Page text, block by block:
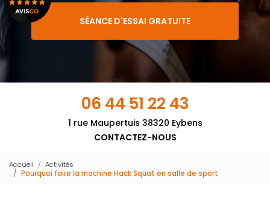
SÉANCE D'ESSAI GRATUITE
06 44 51 22 43
1 rue Maupertuis 38320 Eybens
CONTACTEZ-NOUS
Accueil
Activités
Pourquoi faire la machine Hack Squat en salle de sport